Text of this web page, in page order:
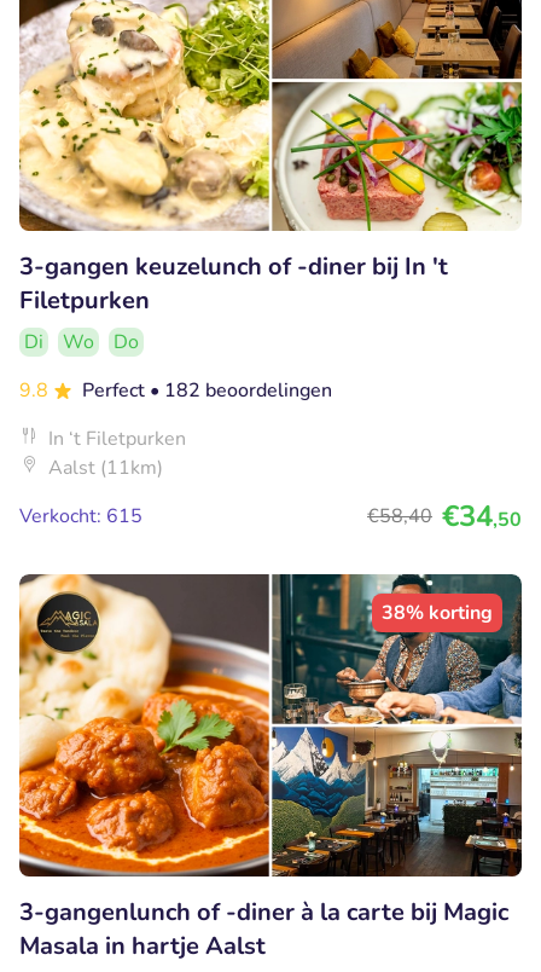
3-gangen keuzelunch of -diner bij In 't
Filetpurken
Di Wo
Do
9.8
Perfect • 182 beoordelingen
In ‘t Filetpurken
Aalst (11km)
Verkocht: 615
€58,40 €34,50
38% korting
3-gangenlunch of -diner à la carte bij Magic
Masala in hartje Aalst